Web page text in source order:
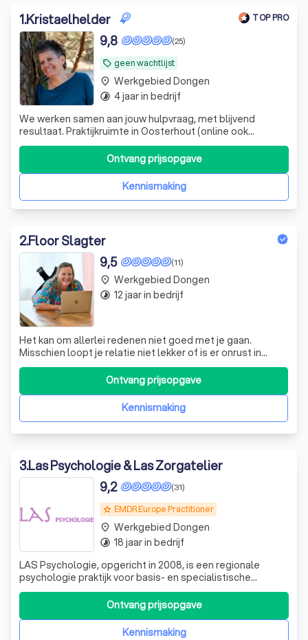
1.Kristaelhelder TOP PRO
local_offer geen wachtlijst
(25)
9,8
We werken samen aan jouw hulpvraag, met blijvend
resultaat. Praktijkruimte in Oosterhout (online ook
mogelijk), één sessie per twee weken, geen vergoeding
zorgverzekering, geen wachtlijst.
Kennismaking
Ontvang prijsopgave
place Werkgebied Dongen
timelapse 4 jaar in bedrijf
2.Floor Slagter
(11)
9,5
Het kan om allerlei redenen niet goed met je gaan.
Misschien loopt je relatie niet lekker of is er onrust in
jezelf. Misschien heb je problemen op werkgebied, of op
meerdere gebieden tegelijk. Het kan zijn dat je hierdoor
wilt onderzoeken wat er aan de hand is, wie je echt bent of
wat je nou eigenli
Kennismaking
Ontvang prijsopgave
place Werkgebied Dongen
timelapse 12 jaar in bedrijf
3.Las Psychologie & Las Zorgatelier
grade EMDR Europe Practitioner
(31)
9,2
LAS Psychologie, opgericht in 2008, is een regionale
psychologie praktijk voor basis- en specialistische
geestelijke gezondheidszorg. LAS Psychologie is
gespecialiseerd in het behandelen en begeleiden van
cliënten met niet aangeboren hersenletsel (NAH). De
behandelingen in de praktijk worden uitgevo
Kennismaking
Ontvang prijsopgave
place Werkgebied Dongen
timelapse 18 jaar in bedrijf